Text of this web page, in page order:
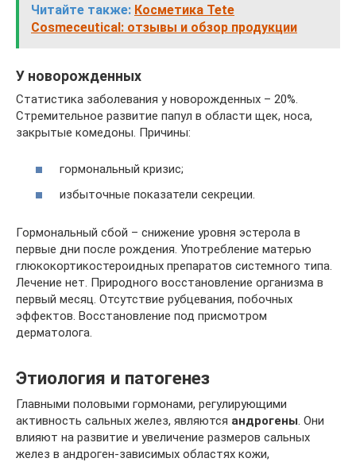
Читайте также: Косметика Tete
Cosmeceutical: отзывы и обзор продукции
У новорожденных
Статистика заболевания у новорожденных – 20%.
Стремительное развитие папул в области щек, носа,
закрытые комедоны. Причины:
гормональный кризис;
избыточные показатели секреции.
Гормональный сбой – снижение уровня эстерола в
первые дни после рождения. Употребление матерью
глюкокортикостероидных препаратов системного типа.
Лечение нет. Природного восстановление организма в
первый месяц. Отсутствие рубцевания, побочных
эффектов. Восстановление под присмотром
дерматолога.
Этиология и патогенез
Главными половыми гормонами, регулирующими
активность сальных желез, являются андрогены. Они
влияют на развитие и увеличение размеров сальных
желез в андроген-зависимых областях кожи,